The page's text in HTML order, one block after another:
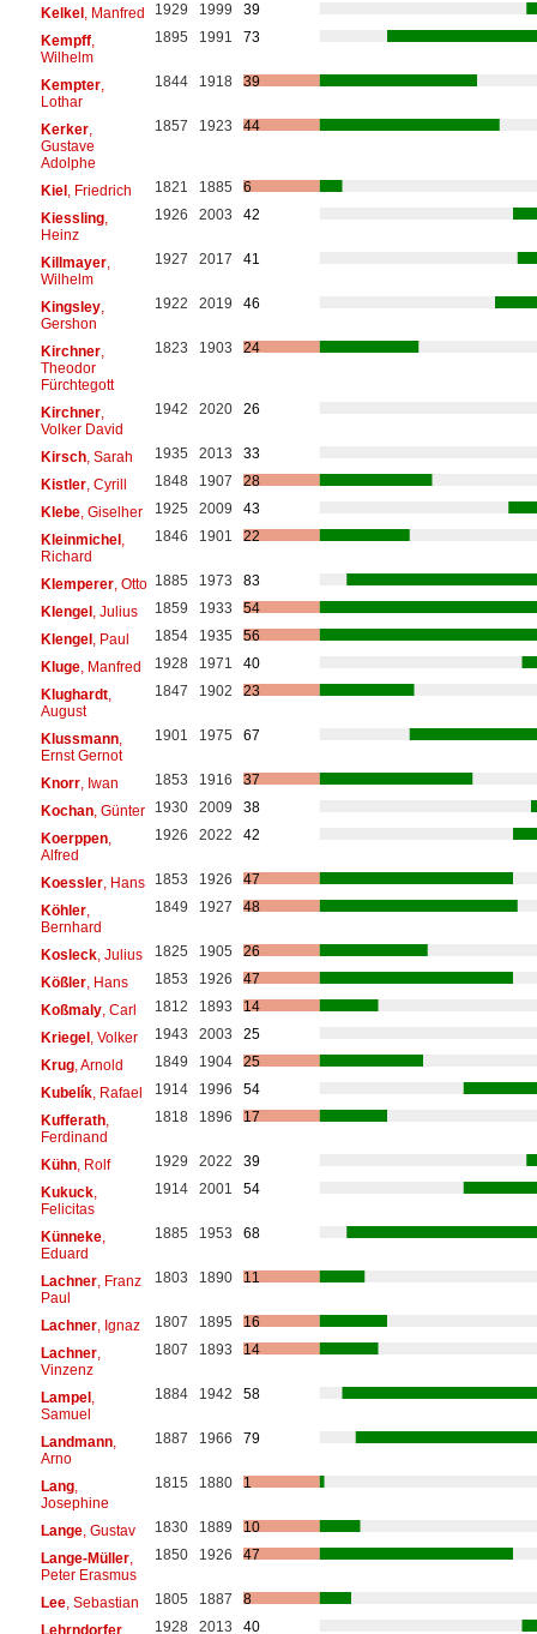
Kelkel, Manfred 1929 1999
39
Kempff,
Wilhelm
1895 1991 73
Kempter,
Lothar
1844 1918 39
Kerker,
Gustave
Adolphe
1857 1923 44
Kiel, Friedrich 1821 1885
6
Kiessling,
Heinz
1926 2003 42
Killmayer,
Wilhelm
1927 2017 41
Kingsley,
Gershon
1922 2019 46
Kirchner,
Theodor
Fürchtegott
1823 1903 24
Kirchner,
Volker David
1942 2020 26
Kirsch, Sarah 1935 2013
33
Kistler, Cyrill 1848 1907
28
Klebe, Giselher 1925 2009
43
Kleinmichel,
Richard
1846 1901 22
Klemperer, Otto 1885 1973
83
Klengel, Julius 1859 1933
54
Klengel, Paul 1854 1935
56
Kluge, Manfred 1928 1971
40
Klughardt,
August
1847 1902 23
Klussmann,
Ernst Gernot
1901 1975 67
Knorr, Iwan 1853 1916
37
Kochan, Günter 1930 2009
38
Koerppen,
Alfred
1926 2022 42
Koessler, Hans 1853 1926
47
Köhler,
Bernhard
1849 1927 48
Kosleck, Julius 1825 1905
26
Kößler, Hans 1853 1926
47
Koßmaly, Carl 1812 1893
14
Kriegel, Volker 1943 2003
25
Krug, Arnold 1849 1904
25
Kubelík, Rafael 1914 1996
54
Kufferath,
Ferdinand
1818 1896 17
Kühn, Rolf 1929 2022
39
Kukuck,
Felicitas
1914 2001 54
Künneke,
Eduard
1885 1953 68
Lachner, Franz
Paul
1803 1890 11
Lachner, Ignaz 1807 1895
16
Lachner,
Vinzenz
1807 1893 14
Lampel,
Samuel
1884 1942 58
Landmann,
Arno
1887 1966 79
Lang,
Josephine
1815 1880 1
Lange, Gustav 1830 1889
10
Lange-Müller,
Peter Erasmus
1850 1926 47
Lee, Sebastian 1805 1887
8
Lehrndorfer, 1928 2013 40